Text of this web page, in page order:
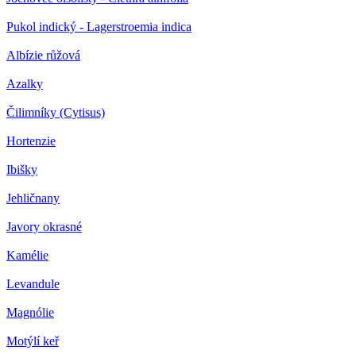
Pukol indický - Lagerstroemia indica
Albízie růžová
Azalky
Čilimníky (Cytisus)
Hortenzie
Ibišky
Jehličnany
Javory okrasné
Kamélie
Levandule
Magnólie
Motýlí keř